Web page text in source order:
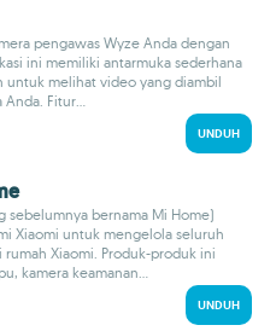
pengawas Wyze Anda dengan
ini memiliki antarmuka sederhana
untuk melihat video yang diambil
Fitur...
UNDUH
sebelumnya bernama Mi Home)
Xiaomi untuk mengelola seluruh
Xiaomi. Produk-produk ini
kamera keamanan...
UNDUH